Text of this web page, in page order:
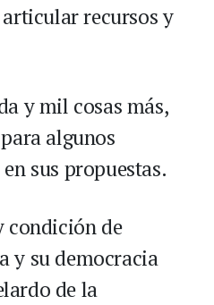
recursos y
y mil cosas más,
algunos
sus propuestas.
condición de
y su democracia
de la